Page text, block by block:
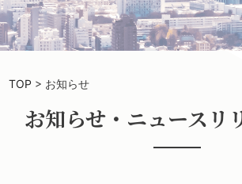
TOP > お知らせ
お知らせ・ニュースリ